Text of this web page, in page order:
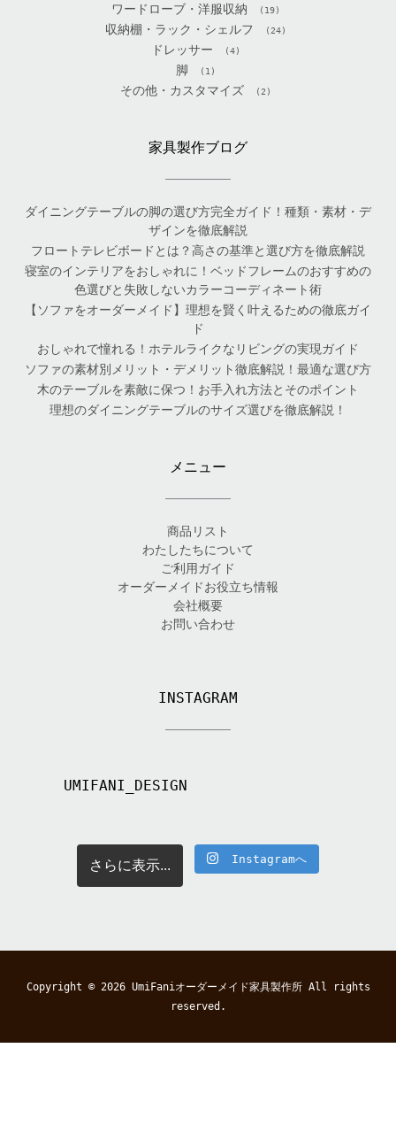
ワードローブ・洋服収納 (19)
収納棚・ラック・シェルフ (24)
ドレッサー (4)
脚 (1)
その他・カスタマイズ (2)
家具製作ブログ
ダイニングテーブルの脚の選び方完全ガイド！種類・素材・デ
ザインを徹底解説
フロートテレビボードとは？高さの基準と選び方を徹底解説
寝室のインテリアをおしゃれに！ベッドフレームのおすすめの
色選びと失敗しないカラーコーディネート術
【ソファをオーダーメイド】理想を賢く叶えるための徹底ガイ
ド
おしゃれで憧れる！ホテルライクなリビングの実現ガイド
ソファの素材別メリット・デメリット徹底解説！最適な選び方
木のテーブルを素敵に保つ！お手入れ方法とそのポイント
理想のダイニングテーブルのサイズ選びを徹底解説！
メニュー
商品リスト
わたしたちについて
ご利用ガイド
オーダーメイドお役立ち情報
会社概要
お問い合わせ
INSTAGRAM
UMIFANI_DESIGN
さらに表示... Instagramへ
Copyright © 2026 UmiFaniオーダーメイド家具製作所All rights
reserved.